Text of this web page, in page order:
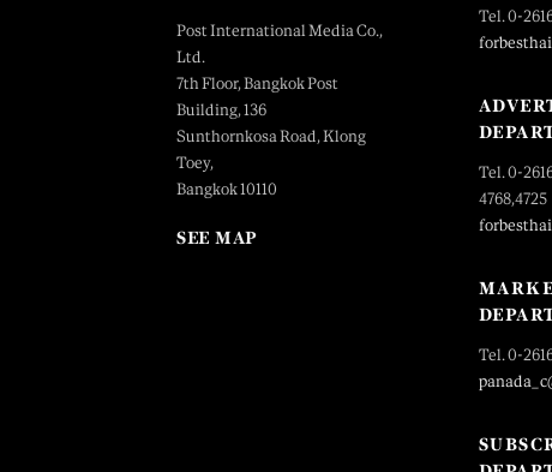
Post International Media Co.,
Ltd.
7th Floor, Bangkok Post
Building, 136
Sunthornkosa Road, Klong
Toey,
Bangkok 10110
SEE MAP
Tel. 0-
Tel. 0-
4768,4725
Tel. 0-